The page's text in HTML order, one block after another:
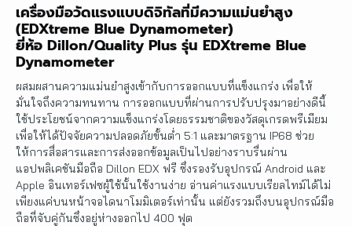
เครื่องมือวัดแรงแบบดิจิทัลที่มีความแม่นยำสูง
(EDXtreme Blue Dynamometer)
ยี่ห้อ Dillon/Quality Plus รุ่น EDXtreme Blue
Dynamometer
ผสมผสานความแม่นยำสูงเข้ากับการออกแบบที่แข็งแกร่ง เพื่อให้
มั่นใจถึงความทนทาน การออกแบบที่ผ่านการปรับปรุงมาอย่างดีนี้
ใช้ประโยชน์จากความแข็งแกร่งโดยธรรมชาติของวัสดุเกรดพรีเมียม
เพื่อให้ได้ปัจจัยความปลอดภัยขั้นต่ำ 5:1 และมาตรฐาน IP68 ช่วย
ให้การสื่อสารและการส่งออกข้อมูลเป็นไปอย่างราบรื่นผ่าน
แอปพลิเคชันมือถือ Dillon EDX ฟรี ซึ่งรองรับอุปกรณ์ Android และ
Apple อินเทอร์เฟซผู้ใช้นั้นใช้งานง่าย อ่านค่าแรงแบบเรียลไทม์ได้ไม่
เพียงแค่บนหน้าจอไดนาโมมิเตอร์เท่านั้น แต่ยังรวมถึงบนอุปกรณ์มือ
ถือที่จับคู่กันซึ่งอยู่ห่างออกไป 400 ฟุต